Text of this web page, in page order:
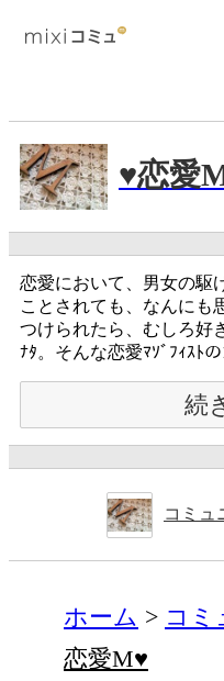
♥恋愛
恋愛において、男女の駆
ことされても、なんにも
つけられたら、むしろ好
ﾅﾀ。そんな恋愛ﾏｿﾞﾌｨｽﾄ
続
コミュ
ホーム コミ
恋愛M♥